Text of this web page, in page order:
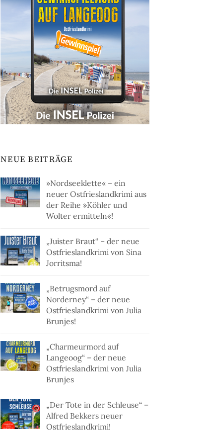
NEUE BEITRÄGE
»Nordseeklette« – ein
neuer Ostfrieslandkrimi aus
der Reihe »Köhler und
Wolter ermitteln«!
„Juister Braut“ – der neue
Ostfrieslandkrimi von Sina
Jorritsma!
„Betrugsmord auf
Norderney“ – der neue
Ostfrieslandkrimi von Julia
Brunjes!
„Charmeurmord auf
Langeoog“ – der neue
Ostfrieslandkrimi von Julia
Brunjes
„Der Tote in der Schleuse“ –
Alfred Bekkers neuer
Ostfrieslandkrimi!